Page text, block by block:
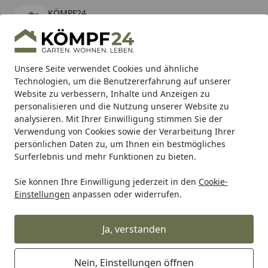
Unsere Seite verwendet Cookies und ähnliche
Technologien, um die Benutzererfahrung auf unserer
Website zu verbessern, Inhalte und Anzeigen zu
personalisieren und die Nutzung unserer Website zu
analysieren. Mit Ihrer Einwilligung stimmen Sie der
Verwendung von Cookies sowie der Verarbeitung Ihrer
persönlichen Daten zu, um Ihnen ein bestmögliches
Surferlebnis und mehr Funktionen zu bieten.
Sie können Ihre Einwilligung jederzeit in den Cookie-
Einstellungen anpassen oder widerrufen.
Ja, verstanden
Nein, Einstellungen öffnen
KÖMPF24
kostenlos - Im App Store
Hotline
Alle Produkte
Mein Konto
Suchen
Karibu Pools inkl. gratis Sandfilteranlage & Pool-
Starterset (Gesamtwert bis 468,99€)
Startseite
Grill Weber SCHRAUBENSATZ / BEINE SMOKEY JOE (97790)
Weber SCHRAUBENSATZ / BEINE
SMOKEY JOE (97790)